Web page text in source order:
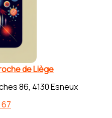
de Liège
86, 4130 Esneux
67